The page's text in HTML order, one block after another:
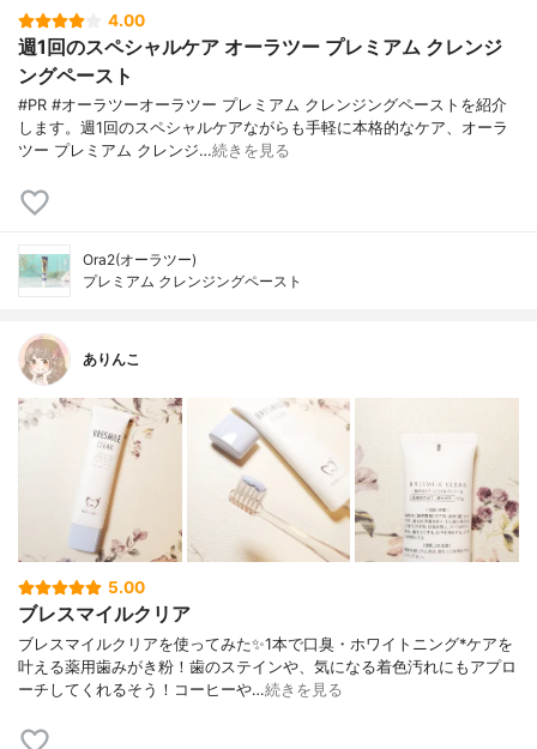
4.00
週1回のスペシャルケア オーラツー プレミアム クレンジ
ングペースト
#PR #オーラツーオーラツー プレミアム クレンジングペーストを紹介
します。週1回のスペシャルケアながらも手軽に本格的なケア、オーラ
ツー プレミアム クレンジ…続きを見る
Ora2(オーラツー)
プレミアム クレンジングペースト
ありんこ
5.00
ブレスマイルクリア
ブレスマイルクリアを使ってみた✨1本で口臭・ホワイトニング*ケアを
叶える薬用歯みがき粉！歯のステインや、気になる着色汚れにもアプロ
ーチしてくれるそう！コーヒーや…続きを見る